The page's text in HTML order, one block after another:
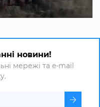
новини!
мережі та e-mail